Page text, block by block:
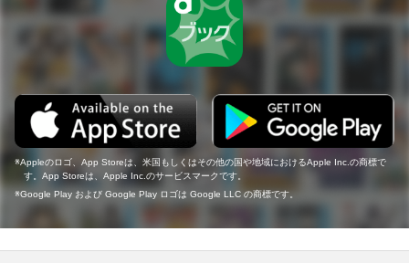
Appleのロゴ、App Storeは、米国もしくはその他の国や地域におけるApple Inc.の商標で
す。App Storeは、Apple Inc.のサービスマークです。
Google Play および Google Play ロゴは Google LLC の商標です。